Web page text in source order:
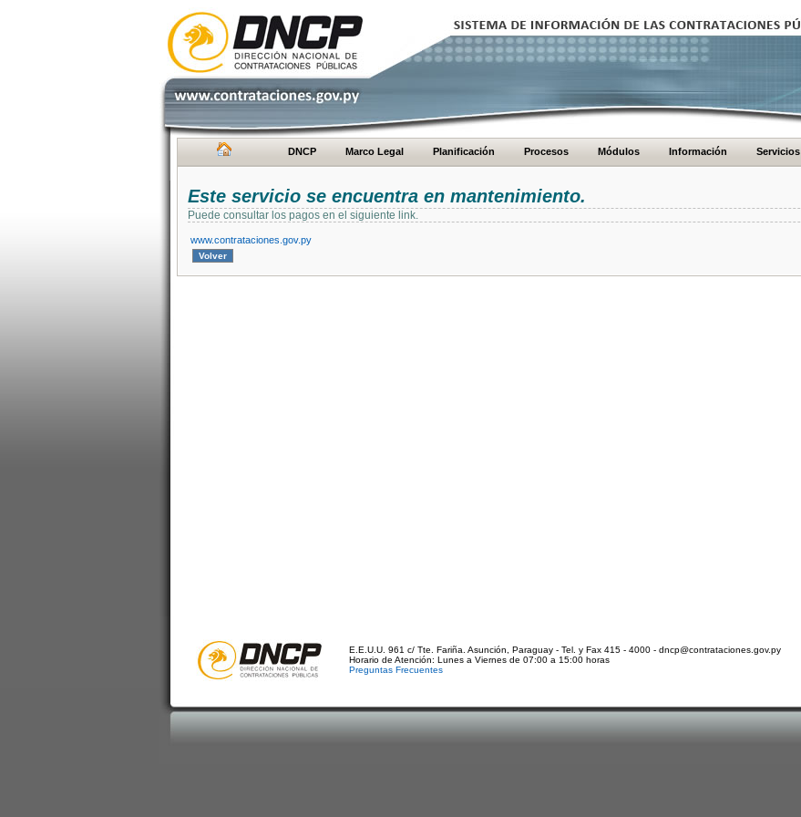
DNCP Marco Legal Planificación Procesos Módulos Información Servicios
Este servicio se encuentra en mantenimiento.
Puede consultar los pagos en el siguiente link.
www.contrataciones.gov.py
E.E.U.U. 961 c/ Tte. Fariña. Asunción, Paraguay - Tel. y Fax 415 - 4000 - dncp@contrataciones.gov.py
Horario de Atención: Lunes a Viernes de 07:00 a 15:00 horas
Preguntas Frecuentes